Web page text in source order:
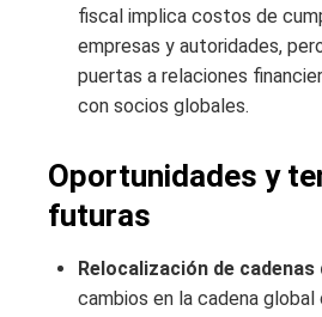
fiscal implica costos de
empresas y autoridades,
puertas a relaciones
con socios globales.
Oportunidades y
futuras
Relocalización de
cambios en la cadena